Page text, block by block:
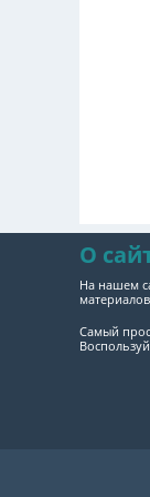
О
На нашем
Самый